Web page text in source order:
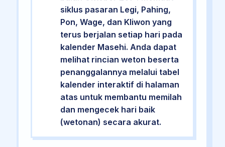
siklus pasaran Legi, Pahing,
Pon, Wage, dan Kliwon yang
terus berjalan setiap hari pada
kalender Masehi. Anda dapat
melihat rincian weton beserta
penanggalannya melalui tabel
kalender interaktif di halaman
atas untuk membantu memilah
dan mengecek hari baik
(wetonan) secara akurat.